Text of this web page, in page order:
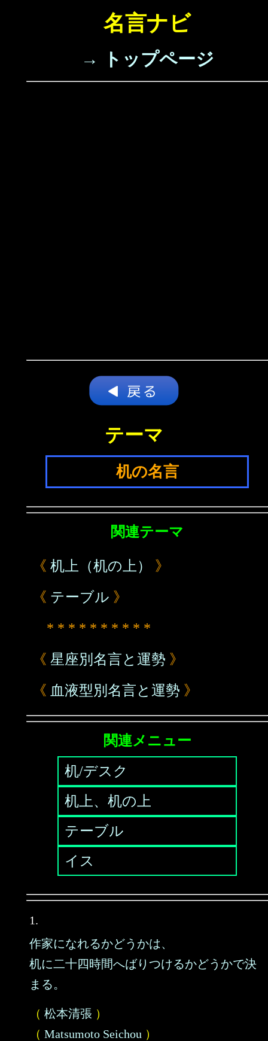
名言ナビ
→ トップページ
テーマ
机の名言
関連テーマ
《 机上（机の上）
》
《 テーブル 》
* * * * * * * * * *
《 星座別名言と運勢 》
《 血液型別名言と運勢 》
関連メニュー
机/デスク
机上、机の上
テーブル
イス
1.
作家になれるかどうかは、
机に二十四時間へばりつけるかどうかで決
まる。
（ 松本清張 ）
（ Matsumoto Seichou ）